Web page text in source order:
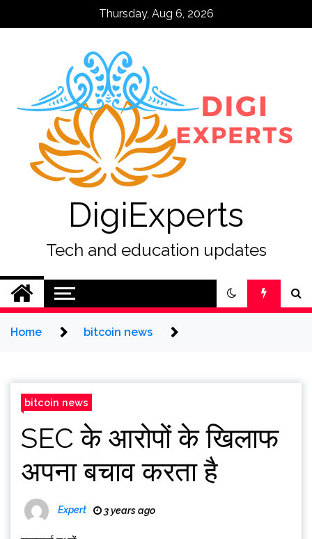
Thursday, Aug 6, 2026
DigiExperts
Tech and education updates
Home bitcoin news
bitcoin news
SEC के आरोपों के खिलाफ
अपना बचाव करता है
Expert 3 years ago